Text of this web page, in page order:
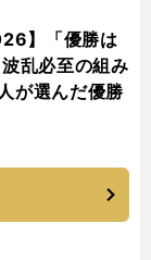
】「優勝は
乱必至の組み
が選んだ優勝